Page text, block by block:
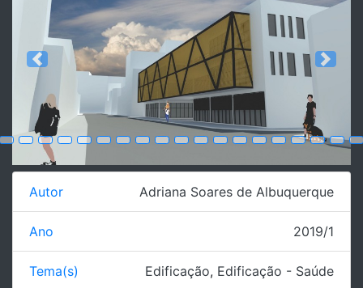
Previous Next
Autor Adriana Soares de Albuquerque
Ano 2019/1
Tema(s) Edificação, Edificação - Saúde